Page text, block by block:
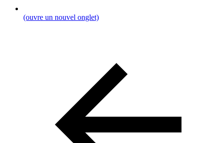
(ouvre un nouvel onglet)